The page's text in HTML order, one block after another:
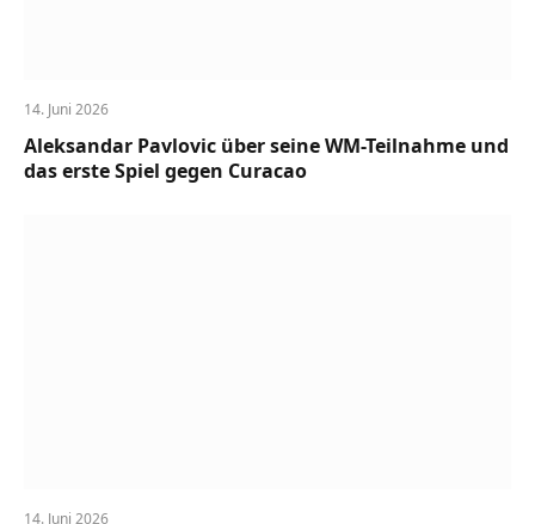
14. Juni 2026
Aleksandar Pavlovic über seine WM-Teilnahme und
das erste Spiel gegen Curacao
14. Juni 2026